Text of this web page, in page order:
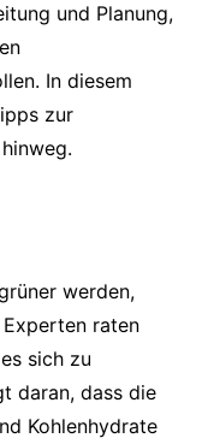
und Planung,
In diesem
zur
werden,
raten
sich zu
daran, dass die
Kohlenhydrate